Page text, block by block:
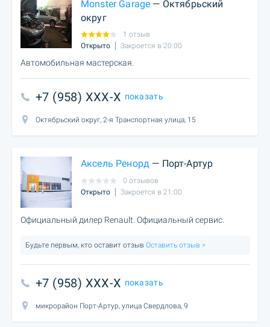
Monster Garage — Октябрьский
округ
1 отзыв
Открыто
Закроется в 20:00
Автомобильная мастерская.
+7 (958) XXX-X показать
Октябрьский округ, 2-я Транспортная улица, 15
Аксель Ренорд — Порт-Артур
0 отзывов
Открыто
Закроется в 21:00
Официальный дилер Renault. Официальный сервис.
Будьте первым, кто оставит отзыв Оставить отзыв >
+7 (958) XXX-X показать
микрорайон Порт-Артур, улица Свердлова, 9